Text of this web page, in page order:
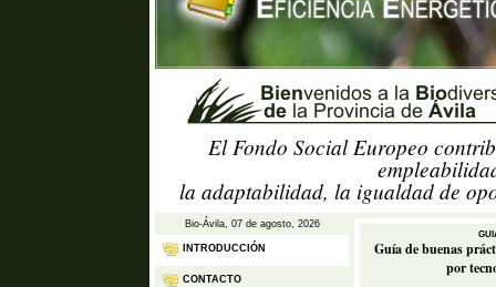
El Fondo Social Europeo
la adaptabilidad, la igualdad de
Bio-Ávila, 07 de agosto, 2026
INTRODUCCIÓN
CONTACTO
Guía de buenas
por